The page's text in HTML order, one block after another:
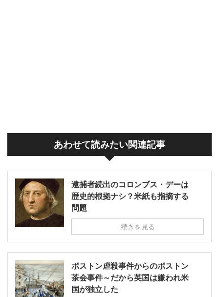
あわせて読みたい関連記事
逮捕者続出のコロンブス・デーは
歴史的根拠ナシ？米紙も指摘する
問題
続きを見る
ボストン虐殺事件からのボストン
茶会事件～だから英国は嫌われ米
国が独立した